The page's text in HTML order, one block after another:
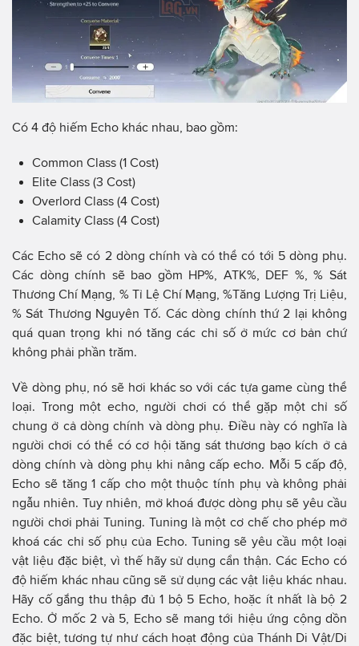
Có 4 độ hiếm Echo khác nhau, bao gồm:
Common Class (1 Cost)
Elite Class (3 Cost)
Overlord Class (4 Cost)
Calamity Class (4 Cost)
Các Echo sẽ có 2 dòng chính và có thể có tới 5 dòng phụ.
Các dòng chính sẽ bao gồm HP%, ATK%, DEF %, % Sát
Thương Chí Mạng, % Tỉ Lệ Chí Mạng, %Tăng Lượng Trị Liệu,
% Sát Thương Nguyên Tố. Các dòng chính thứ 2 lại không
quá quan trọng khi nó tăng các chỉ số ở mức cơ bản chứ
không phải phần trăm.
Về dòng phụ, nó sẽ hơi khác so với các tựa game cùng thể
loại. Trong một echo, người chơi có thể gặp một chỉ số
chung ở cả dòng chính và dòng phụ. Điều này có nghĩa là
người chơi có thể có cơ hội tăng sát thương bạo kích ở cả
dòng chính và dòng phụ khi nâng cấp echo. Mỗi 5 cấp độ,
Echo sẽ tăng 1 cấp cho một thuộc tính phụ và không phải
ngẫu nhiên. Tuy nhiên, mở khoá được dòng phụ sẽ yêu cầu
người chơi phải Tuning. Tuning là một cơ chế cho phép mở
khoá các chỉ số phụ của Echo. Tuning sẽ yêu cầu một loại
vật liệu đặc biệt, vì thế hãy sử dụng cẩn thận. Các Echo có
độ hiếm khác nhau cũng sẽ sử dụng các vật liệu khác nhau.
Hãy cố gắng thu thập đủ 1 bộ 5 Echo, hoặc ít nhất là bộ 2
Echo. Ở mốc 2 và 5, Echo sẽ mang tới hiệu ứng cộng dồn
đặc biệt, tương tự như cách hoạt động của Thánh Di Vật/Di